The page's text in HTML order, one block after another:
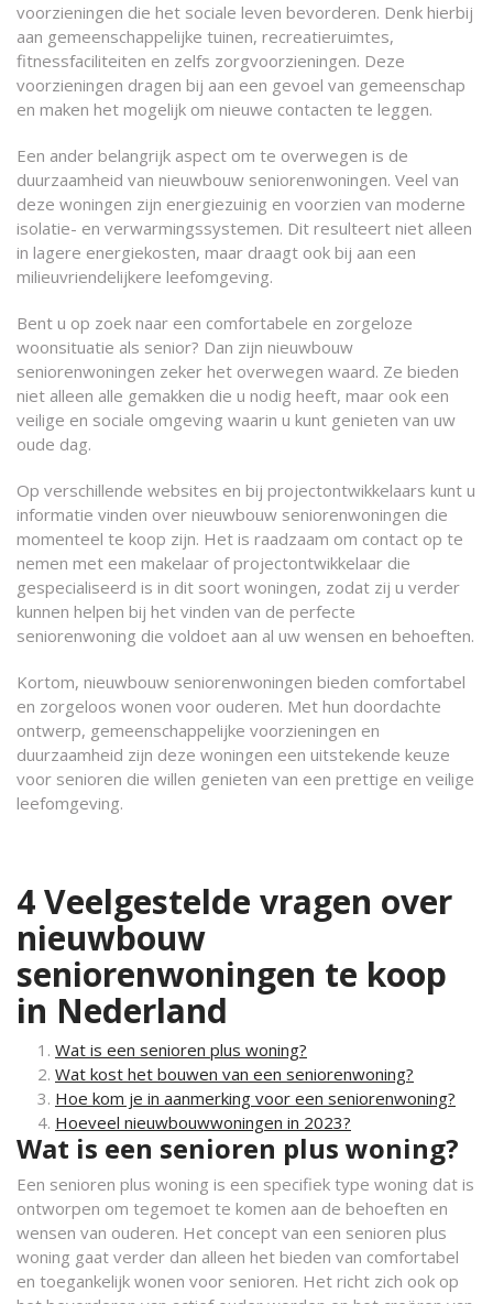
voorzieningen die het sociale leven bevorderen. Denk hierbij
aan gemeenschappelijke tuinen, recreatieruimtes,
fitnessfaciliteiten en zelfs zorgvoorzieningen. Deze
voorzieningen dragen bij aan een gevoel van gemeenschap
en maken het mogelijk om nieuwe contacten te leggen.
Een ander belangrijk aspect om te overwegen is de
duurzaamheid van nieuwbouw seniorenwoningen. Veel van
deze woningen zijn energiezuinig en voorzien van moderne
isolatie- en verwarmingssystemen. Dit resulteert niet alleen
in lagere energiekosten, maar draagt ook bij aan een
milieuvriendelijkere leefomgeving.
Bent u op zoek naar een comfortabele en zorgeloze
woonsituatie als senior? Dan zijn nieuwbouw
seniorenwoningen zeker het overwegen waard. Ze bieden
niet alleen alle gemakken die u nodig heeft, maar ook een
veilige en sociale omgeving waarin u kunt genieten van uw
oude dag.
Op verschillende websites en bij projectontwikkelaars kunt u
informatie vinden over nieuwbouw seniorenwoningen die
momenteel te koop zijn. Het is raadzaam om contact op te
nemen met een makelaar of projectontwikkelaar die
gespecialiseerd is in dit soort woningen, zodat zij u verder
kunnen helpen bij het vinden van de perfecte
seniorenwoning die voldoet aan al uw wensen en behoeften.
Kortom, nieuwbouw seniorenwoningen bieden comfortabel
en zorgeloos wonen voor ouderen. Met hun doordachte
ontwerp, gemeenschappelijke voorzieningen en
duurzaamheid zijn deze woningen een uitstekende keuze
voor senioren die willen genieten van een prettige en veilige
leefomgeving.
4 Veelgestelde vragen over
nieuwbouw
seniorenwoningen te koop
in Nederland
Wat is een senioren plus woning?
Wat kost het bouwen van een seniorenwoning?
Hoe kom je in aanmerking voor een seniorenwoning?
Hoeveel nieuwbouwwoningen in 2023?
Wat is een senioren plus woning?
Een senioren plus woning is een specifiek type woning dat is
ontworpen om tegemoet te komen aan de behoeften en
wensen van ouderen. Het concept van een senioren plus
woning gaat verder dan alleen het bieden van comfortabel
en toegankelijk wonen voor senioren. Het richt zich ook op